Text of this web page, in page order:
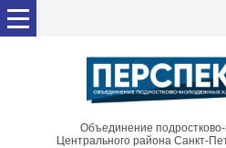
Объединение
Центрального района Санкт-